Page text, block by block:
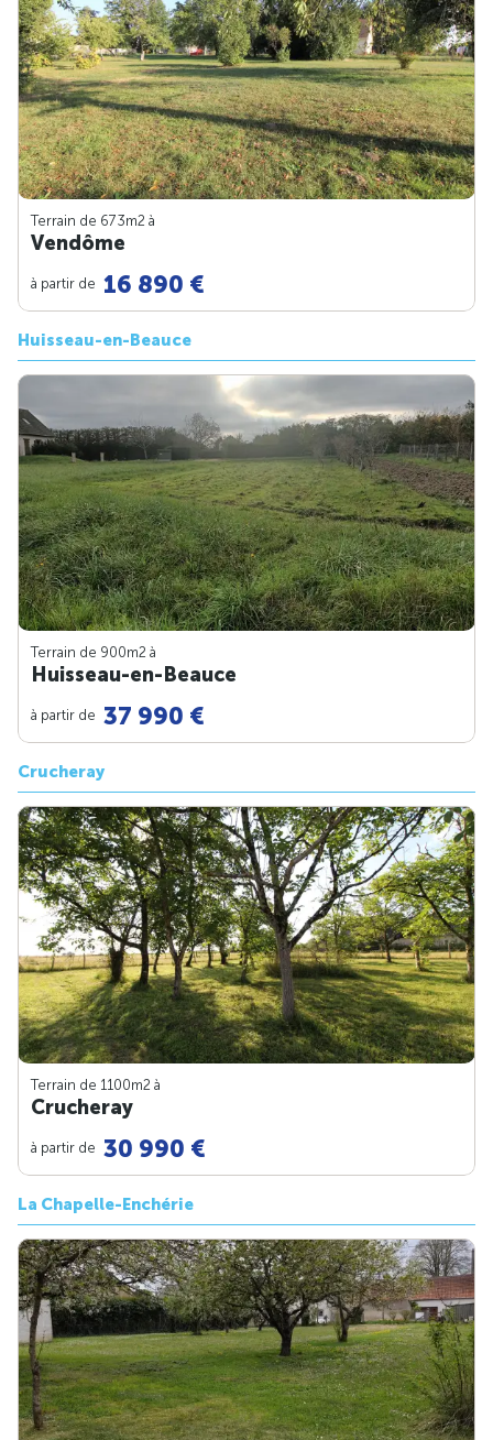
Terrain de 673m2 à
Vendôme
à partir de 16 890 €
Huisseau-en-Beauce
Terrain de 900m2 à
Huisseau-en-Beauce
à partir de 37 990 €
Crucheray
Terrain de 1100m2 à
Crucheray
à partir de 30 990 €
La Chapelle-Enchérie